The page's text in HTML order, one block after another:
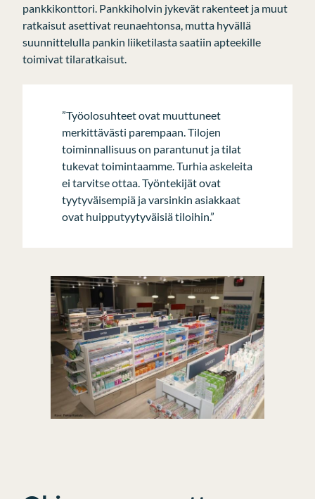
pankkikonttori. Pankkiholvin jykevät rakenteet ja muut
ratkaisut asettivat reunaehtonsa, mutta hyvällä
suunnittelulla pankin liiketilasta saatiin apteekille
toimivat tilaratkaisut.
”Työolosuhteet ovat muuttuneet
merkittävästi parempaan. Tilojen
toiminnallisuus on parantunut ja tilat
tukevat toimintaamme. Turhia askeleita
ei tarvitse ottaa. Työntekijät ovat
tyytyväisempiä ja varsinkin asiakkaat
ovat huipputyytyväisiä tiloihin.”